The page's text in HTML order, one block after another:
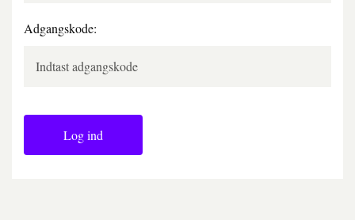
Adgangskode:
Log ind